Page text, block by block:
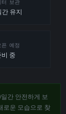
터 보관
간 유지
픈 예정
비 중
간 안전하게 보
로운 모습으로 찾